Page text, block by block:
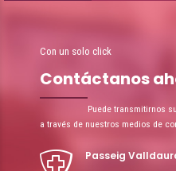
Con un solo click
Contáctanos
Puede transmitirnos
a través de nuestros medios de
Passeig